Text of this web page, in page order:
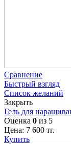
Сравнение
Быстрый взгляд
Список желаний
Закрыть
Гель для
Оценка 0 из 5
Цена: 7 600 тг.
Купить